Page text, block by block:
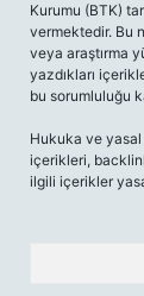
Kurumu (BTK)
vermektedir. Bu
veya araştırma
yazdıkları
bu sorumluluğu
Hukuka ve yasal
içerikleri,
ilgili içerikler